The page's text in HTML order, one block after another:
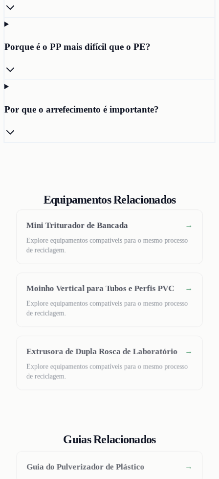
Porque é o PP mais difícil que o PE?
Por que o arrefecimento é importante?
Equipamentos Relacionados
Mini Triturador de Bancada
Explore equipamentos compatíveis para o mesmo processo
de reciclagem.
→
Moinho Vertical para Tubos e Perfis PVC
Explore equipamentos compatíveis para o mesmo processo
de reciclagem.
→
Extrusora de Dupla Rosca de Laboratório
Explore equipamentos compatíveis para o mesmo processo
de reciclagem.
→
Guias Relacionados
Guia do Pulverizador de Plástico →